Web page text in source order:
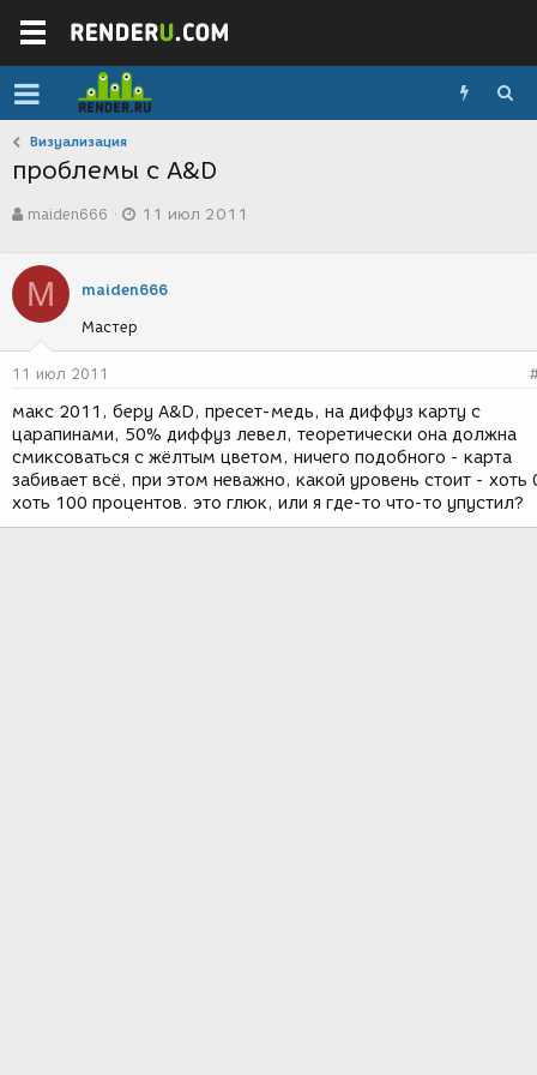
Визуализация
проблемы с A&D
в
о
р
т
е
м
ы
maiden666
а
с
д
и
я
11 июл 2011
M maiden666
Мастер
11 июл 2011
макс 2011, беру A&D, пресет-медь, на диффуз карту с
царапинами, 50% диффуз левел, теоретически она должна
смиксоваться с жёлтым цветом, ничего подобного - карта
забивает всё, при этом неважно, какой уровень стоит - хоть
хоть 100 процентов. это глюк, или я где-то что-то упустил?